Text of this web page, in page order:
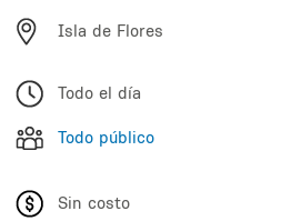
Isla de Flores
Todo el día
Todo público
Sin costo